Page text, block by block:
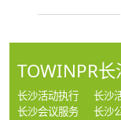
TOWINPR长
长沙活动执行
长沙
长沙会议服务
长沙